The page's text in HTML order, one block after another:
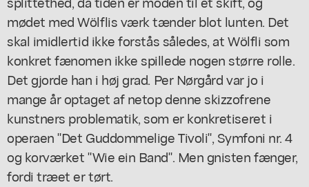
mødet med Wölflis værk tænder blot lunten. Det
skal imidlertid ikke forstås således, at Wölfli som
konkret fænomen ikke spillede nogen større rolle.
Det gjorde han i høj grad. Per Nørgård var jo i
mange år optaget af netop denne skizzofrene
kunstners problematik, som er konkretiseret i
operaen "Det Guddommelige Tivoli", Symfoni nr. 4
og korværket "Wie ein Band". Men gnisten fænger,
fordi træet er tørt.